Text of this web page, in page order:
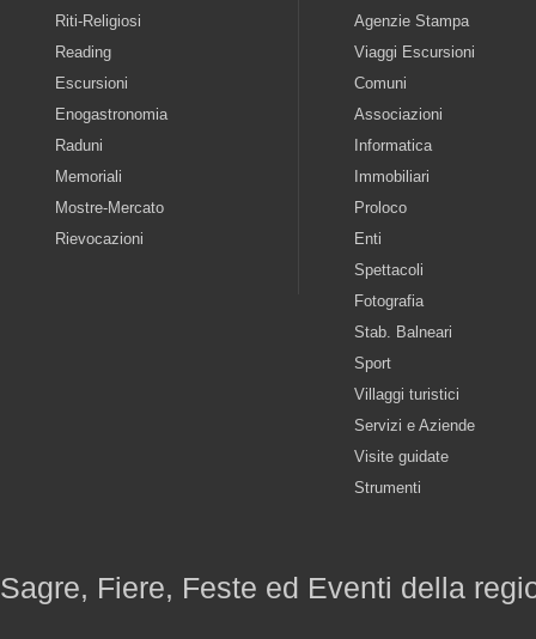
Riti-Religiosi
Reading
Escursioni
Enogastronomia
Raduni
Memoriali
Mostre-Mercato
Rievocazioni
Agenzie Stampa
Viaggi Escursioni
Comuni
Associazioni
Informatica
Immobiliari
Proloco
Enti
Spettacoli
Fotografia
Stab. Balneari
Sport
Villaggi turistici
Servizi e Aziende
Visite guidate
Strumenti
Sagre, Fiere, Feste ed Eventi della